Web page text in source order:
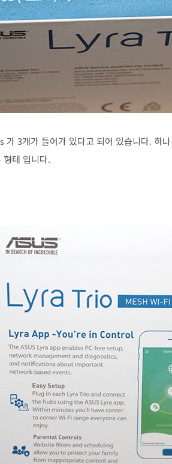
3개가 들어가 있다고 되어 있습니다. 하
형태 입니다.